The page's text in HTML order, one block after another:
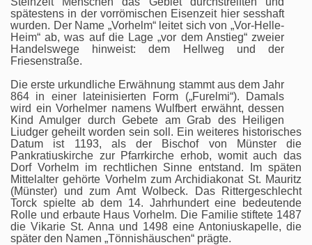
spätestens in der vorrömischen Eisenzeit hier sesshaft
wurden. Der Name „Vorhelm“ leitet sich von „Vor-Helle-
Heim“ ab, was auf die Lage „vor dem Anstieg“ zweier
Handelswege hinweist: dem Hellweg und der
Friesenstraße.
Die erste urkundliche Erwähnung stammt aus dem Jahr
864 in einer lateinisierten Form („Furelmi“). Damals
wird ein Vorhelmer namens Wulfbert erwähnt, dessen
Kind Amulger durch Gebete am Grab des Heiligen
Liudger geheilt worden sein soll. Ein weiteres historisches
Datum ist 1193, als der Bischof von Münster die
Pankratiuskirche zur Pfarrkirche erhob, womit auch das
Dorf Vorhelm im rechtlichen Sinne entstand. Im späten
Mittelalter gehörte Vorhelm zum Archidiakonat St. Mauritz
(Münster) und zum Amt Wolbeck. Das Rittergeschlecht
Torck spielte ab dem 14. Jahrhundert eine bedeutende
Rolle und erbaute Haus Vorhelm. Die Familie stiftete 1487
die Vikarie St. Anna und 1498 eine Antoniuskapelle, die
später den Namen „Tönnishäuschen“ prägte.